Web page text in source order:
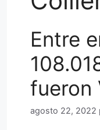
Entre
fueron
agosto 22, 2022